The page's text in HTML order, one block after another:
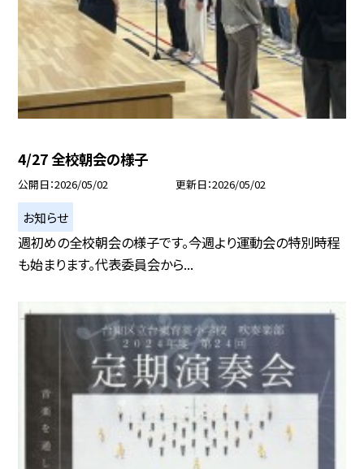
4/27 全校朝会の様子
公開日 2026/05/02 更新日 2026/05/02
お知らせ
週初めの全校朝会の様子です。今週より運動会の特別時程
も始まります。代表委員会から...